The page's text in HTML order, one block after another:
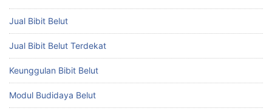
Jual Bibit Belut
Jual Bibit Belut Terdekat
Keunggulan Bibit Belut
Modul Budidaya Belut